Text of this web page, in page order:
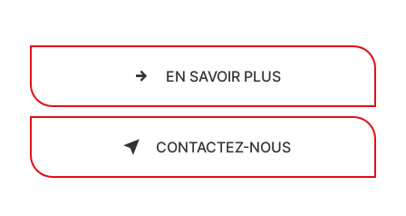
EN SAVOIR PLUS
CONTACTEZ-NOUS